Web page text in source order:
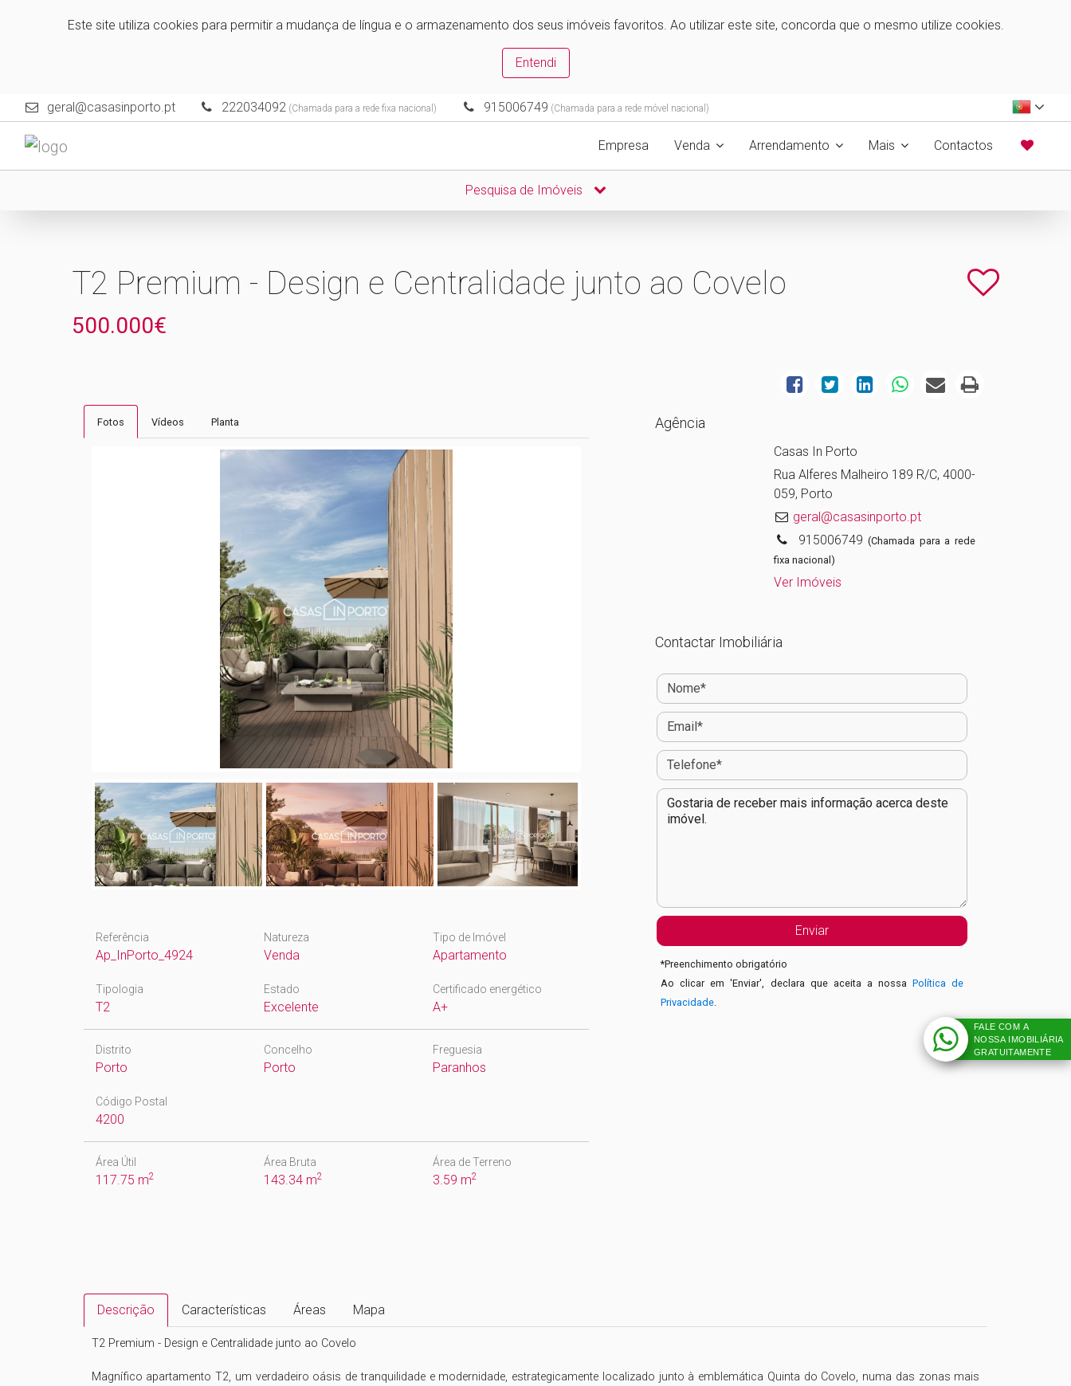
Este site utiliza cookies para permitir a mudança de língua e o armazenamento dos seus imóveis favoritos. Ao utilizar este site, concorda que o mesmo utilize cookies.
Entendi
geral@casasinporto.pt 222034092 (Chamada para a rede fixa nacional) 915006749 (Chamada para a rede móvel nacional)
Empresa Venda Arrendamento Mais Contactos
Pesquisa de Imóveis
T2 Premium - Design e Centralidade junto ao Covelo
500.000€
Fotos Vídeos Planta
Referência
Ap_InPorto_4924
Natureza
Venda
Tipo de Imóvel
Apartamento
Tipologia
T2
Estado
Excelente
Certificado energético
A+
Distrito
Porto
Concelho
Porto
Freguesia
Paranhos
Código Postal
4200
Área Útil
117.75 m2
Área Bruta
143.34 m2
Área de Terreno
3.59 m2
Agência
Casas In Porto
Rua Alferes Malheiro 189 R/C, 4000-
059, Porto
geral@casasinporto.pt
915006749 (Chamada para a rede
fixa nacional)
Ver Imóveis
Contactar Imobiliária
*Preenchimento obrigatório
Ao clicar em 'Enviar', declara que aceita a nossaPolítica de
Privacidade.
Descrição Características Áreas Mapa
T2 Premium - Design e Centralidade junto ao Covelo
Magnífico apartamento T2, um verdadeiro oásis de tranquilidade e modernidade, estrategicamente localizado junto à emblemática Quinta do Covelo, numa das zonas mais
FALE COM A
NOSSA IMOBILIÁRIA
GRATUITAMENTE